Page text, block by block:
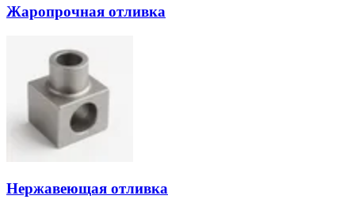
Жаропрочная отливка
Нержавеющая отливка